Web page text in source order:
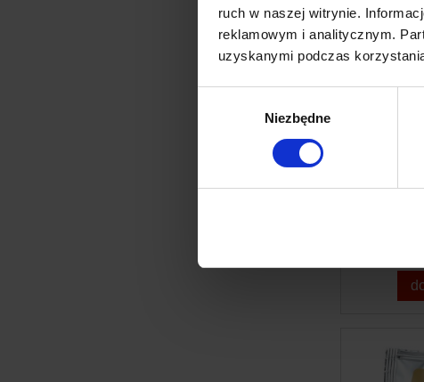
ruch w naszej witrynie.
reklamowym i analitycznym.
uzyskanymi podczas
Niezbędne